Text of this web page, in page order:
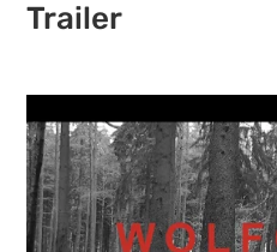
Trailer